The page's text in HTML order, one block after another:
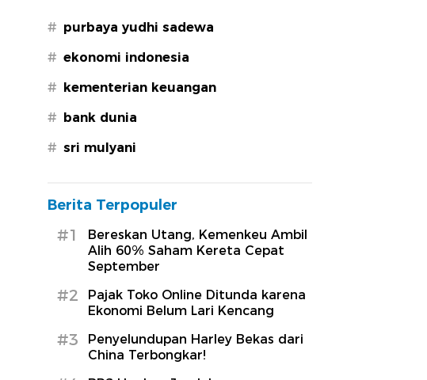
# purbaya yudhi sadewa
# ekonomi indonesia
# kementerian keuangan
# bank dunia
# sri mulyani
Berita Terpopuler
#1
Bereskan Utang, Kemenkeu Ambil
Alih 60% Saham Kereta Cepat
September
#2
Pajak Toko Online Ditunda karena
Ekonomi Belum Lari Kencang
#3
Penyelundupan Harley Bekas dari
China Terbongkar!